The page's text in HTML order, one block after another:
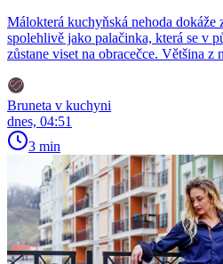
Málokterá kuchyňská nehoda
spolehlivě jako palačinka, která se v
zůstane viset na obracečce. Většina
Bruneta v kuchyni
dnes, 04:51
3 min